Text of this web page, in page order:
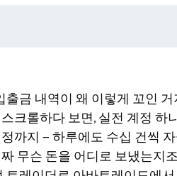
출금 내역이 왜 이렇게 꼬인
크롤하다 보면, 실전 계정 하
까지 — 하루에도 수십 건씩
무슨 돈을 어디로 보냈는지